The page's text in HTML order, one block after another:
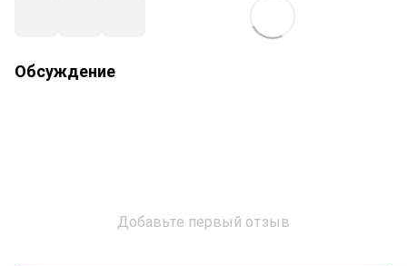
Обсуждение
Добавьте первый отзыв